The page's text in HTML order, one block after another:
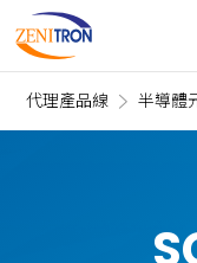
代理產品線 半導體